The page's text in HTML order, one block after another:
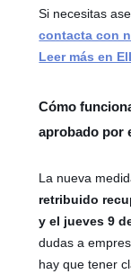
Si necesitas
contacta con
Leer más en
Cómo
aprobado por
La nueva
retribuido
y el jueves 9
dudas a
hay que tener